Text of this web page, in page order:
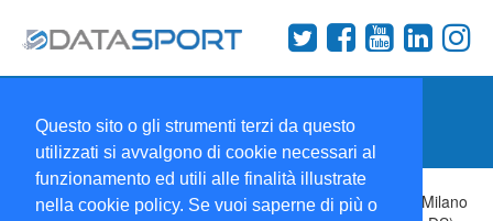
Questo sito o gli strumenti terzi da questo
utilizzati si avvalgono di cookie necessari al
funzionamento ed utili alle finalità illustrate
nella cookie policy. Se vuoi saperne di più o
Collabora con noi
Copyright 1995-2026 © Wise Srl Via Palmanova 8 20132 Milano